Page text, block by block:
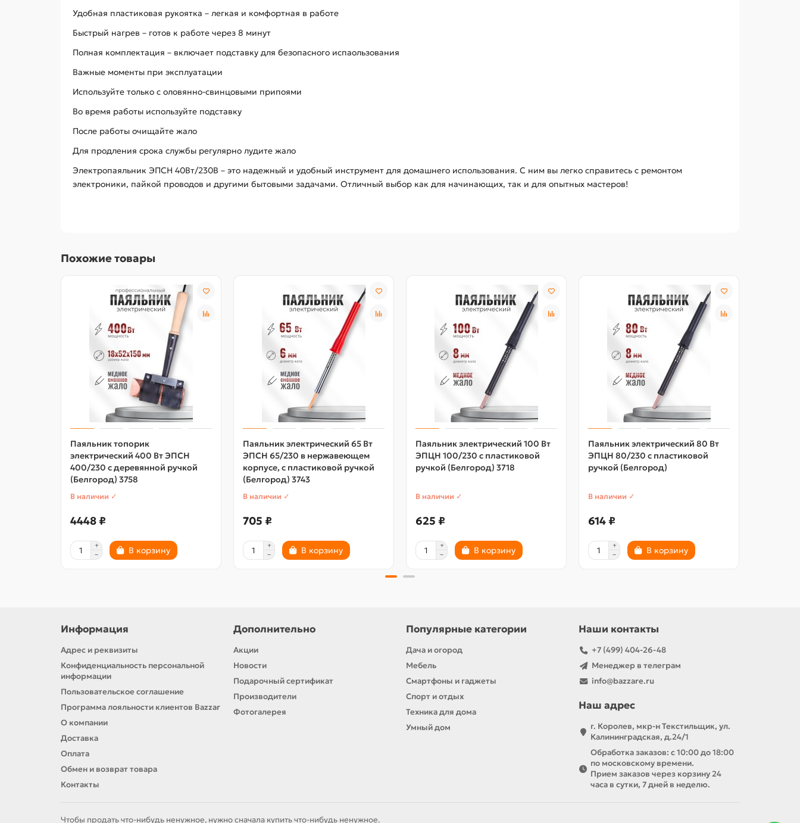
Удобная пластиковая рукоятка – легкая и комфортная в работе
Быстрый нагрев – готов к работе через 8 минут
Полная комплектация – включает подставку для безопасного испаользования
Важные моменты при эксплуатации
Используйте только с оловянно-свинцовыми припоями
Во время работы используйте подставку
После работы очищайте жало
Для продления срока службы регулярно лудите жало
Электропаяльник ЭПСН 40Вт/230В – это надежный и удобный инструмент для домашнего использования. С ним вы легко справитесь с ремонтом
электроники, пайкой проводов и другими бытовыми задачами. Отличный выбор как для начинающих, так и для опытных мастеров!
Похожие товары
Паяльник топорик
электрический 400 Вт ЭПСН
400/230 с деревянной ручкой
(Белгород) 3758
В наличии ✓
4448 ₽
В корзину
Паяльник электрический 65 Вт
ЭПСН 65/230 в нержавеющем
корпусе, с пластиковой ручкой
(Белгород) 3743
В наличии ✓
705 ₽
В корзину
Паяльник электрический 100 Вт
ЭПЦН 100/230 с пластиковой
ручкой (Белгород) 3718
В наличии ✓
625 ₽
В корзину
Паяльник электрический 80 Вт
ЭПЦН 80/230 с пластиковой
ручкой (Белгород)
В наличии ✓
614 ₽
В корзину
Информация
Адрес и реквизиты
Конфиденциальность персональной
информации
Пользовательское соглашение
Программа лояльности клиентов Bazzar
О компании
Доставка
Оплата
Обмен и возврат товара
Контакты
Дополнительно
Акции
Новости
Подарочный сертификат
Производители
Фотогалерея
Популярные категории
Дача и огород
Мебель
Смартфоны и гаджеты
Спорт и отдых
Техника для дома
Умный дом
Наши контакты
+7 (499) 404-26-48
Менеджер в телеграм
info@bazzare.ru
Наш адрес
г. Королев, мкр-н Текстильщик, ул.
Калининградская, д.24/1
Обработка заказов: с 10:00 до 18:00
по московскому времени.
Прием заказов через корзину 24
часа в сутки, 7 дней в неделю.
Чтобы продать что-нибудь ненужное, нужно сначала купить что-нибудь ненужное.